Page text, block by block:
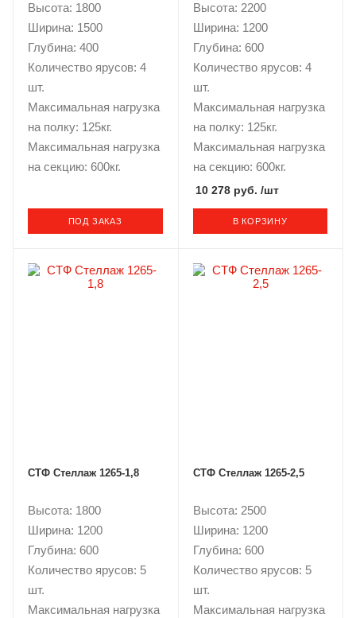
Высота: 1800
Ширина: 1500
Глубина: 400
Количество ярусов: 4
шт.
Максимальная нагрузка
на полку: 125кг.
Максимальная нагрузка
на секцию: 600кг.
ПОД ЗАКАЗ
Высота: 2200
Ширина: 1200
Глубина: 600
Количество ярусов: 4
шт.
Максимальная нагрузка
на полку: 125кг.
Максимальная нагрузка
на секцию: 600кг.
10 278 руб. /шт
В КОРЗИНУ
СТФ Стеллаж 1265-1,8
Высота: 1800
Ширина: 1200
Глубина: 600
Количество ярусов: 5
шт.
Максимальная нагрузка
СТФ Стеллаж 1265-2,5
Высота: 2500
Ширина: 1200
Глубина: 600
Количество ярусов: 5
шт.
Максимальная нагрузка